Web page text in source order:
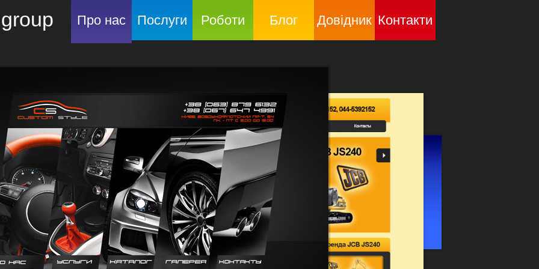
Про нас Послуги Роботи Блог Довідник Контакти